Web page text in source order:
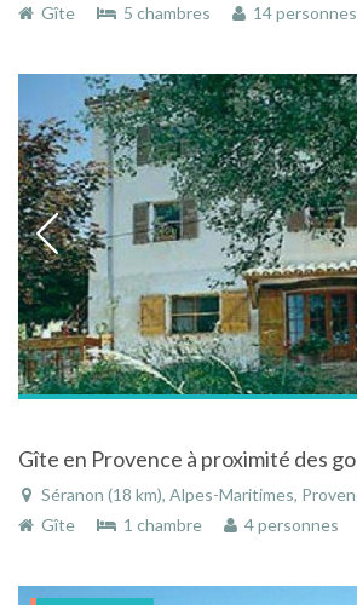
Gîte
5 chambres 14 personnes
Séranon (18 km), Alpes-Maritimes, Provence-
Gîte
1 chambre 4 personnes